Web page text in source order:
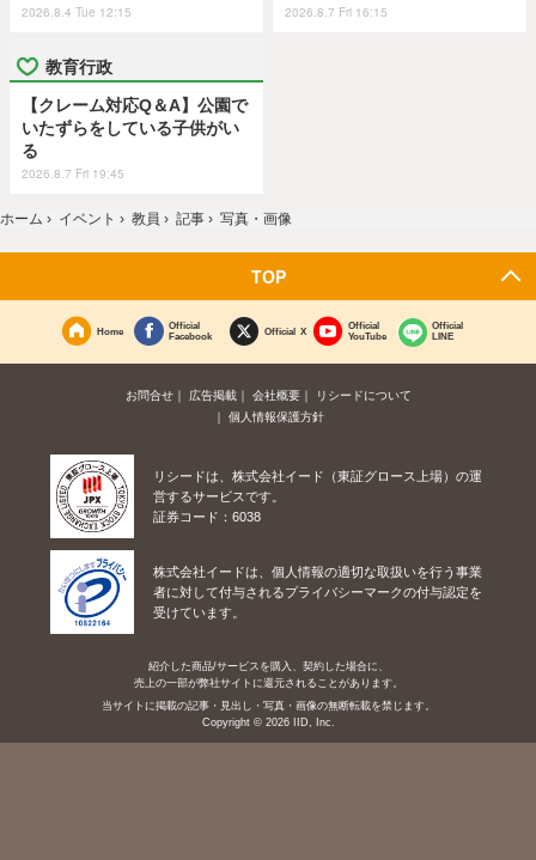
2026.8.4 Tue 12:15 2026.8.7 Fri 16:15
教育行政
【クレーム対応Q＆A】公園で
いたずらをしている子供がい
る
2026.8.7 Fri 19:45
ホーム › イベント › 教員 › 記事 › 写真・画像
TOP
Home
Official
Facebook
Official X
Official
YouTube
Official
LINE
お問合せ 広告掲載 会社概要
リシードについて
個人情報保護方針
リシードは、株式会社イード（東証グロース上場）の運
営するサービスです。
証券コード：6038
株式会社イードは、個人情報の適切な取扱いを行う事業
者に対して付与されるプライバシーマークの付与認定を
受けています。
紹介した商品/サービスを購入、契約した場合に、
売上の一部が弊社サイトに還元されることがあります。
当サイトに掲載の記事・見出し・写真・画像の無断転載を禁じます。
Copyright © 2026 IID, Inc.